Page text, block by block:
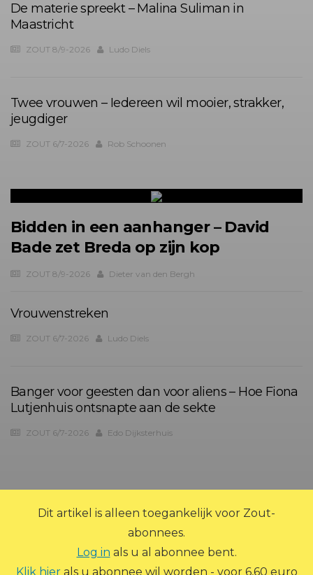
Dit artikel is alleen toegankelijk voor Zout-
abonnees.
Log in als u al abonnee bent.
Klik hierals u abonnee wil worden - voor 6,60 euro
De materie spreekt – Malina Suliman in
Maastricht
ZOUT 8/9-2026 Ludo Diels
Twee vrouwen – Iedereen wil mooier, strakker,
jeugdiger
ZOUT 6/7-2026 Rob Schoonen
Bidden in een aanhanger – David
Bade zet Breda op zijn kop
ZOUT 8/9-2026 Dieter van den Bergh
Vrouwenstreken
ZOUT 6/7-2026 Ludo Diels
Banger voor geesten dan voor aliens – Hoe Fiona
Lutjenhuis ontsnapte aan de sekte
ZOUT 6/7-2026 Edo Dijksterhuis